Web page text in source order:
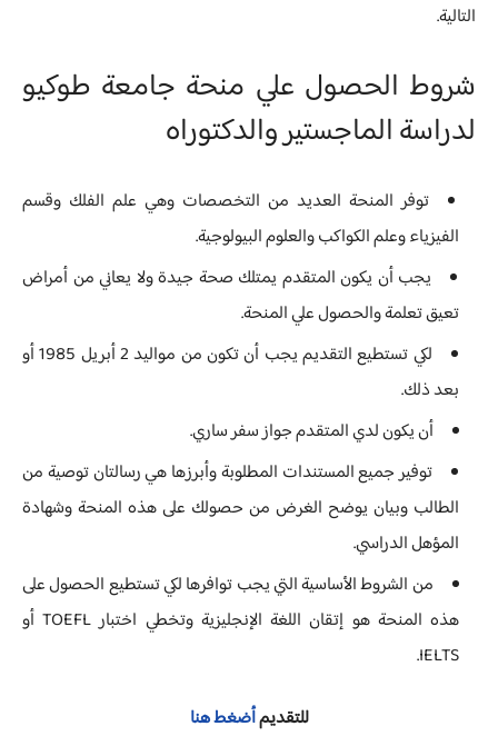
التالية.
شروط الحصول علي منحة جامعة طوكيو
لدراسة الماجستير والدكتوراه
توفر المنحة العديد من التخصصات وهي علم الفلك وقسم
الفيزياء وعلم الكواكب والعلوم البيولوجية.
يجب أن يكون المتقدم يمتلك صحة جيدة ولا يعاني من أمراض
تعيق تعلمة والحصول علي المنحة.
لكي تستطيع التقديم يجب أن تكون من مواليد 2 أبريل 1985 أو
بعد ذلك.
أن يكون لدي المتقدم جواز سفر ساري.
توفير جميع المستندات المطلوبة وأبرزها هي رسالتان توصية من
الطالب وبيان يوضح الغرض من حصولك على هذه المنحة وشهادة
المؤهل الدراسي.
من الشروط الأساسية التي يجب توافرها لكي تستطيع الحصول على
هذه المنحة هو إتقان اللغة الإنجليزية وتخطي اختبار TOEFL أو
IELTS.
للتقديمأضغط هنا